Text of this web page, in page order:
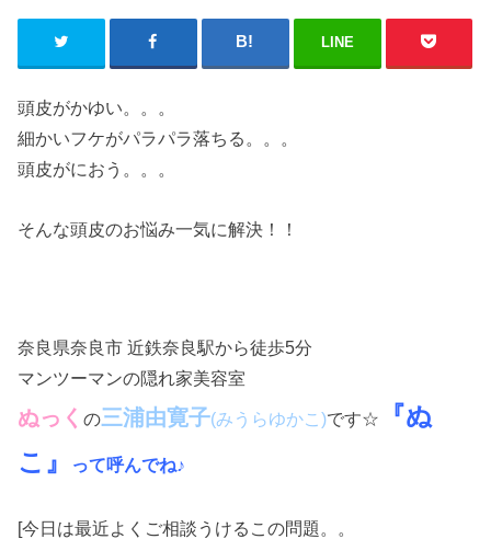
LINE
頭皮がかゆい。。。
細かいフケがパラパラ落ちる。。。
頭皮がにおう。。。
そんな頭皮のお悩み一気に解決！！
奈良県奈良市 近鉄奈良駅から徒歩5分
マンツーマンの隠れ家美容室
ぬっくの三浦由寛子(みうらゆかこ)です☆
『ぬ
こ』
って呼んでね♪
[今日は最近よくご相談うけるこの問題。。